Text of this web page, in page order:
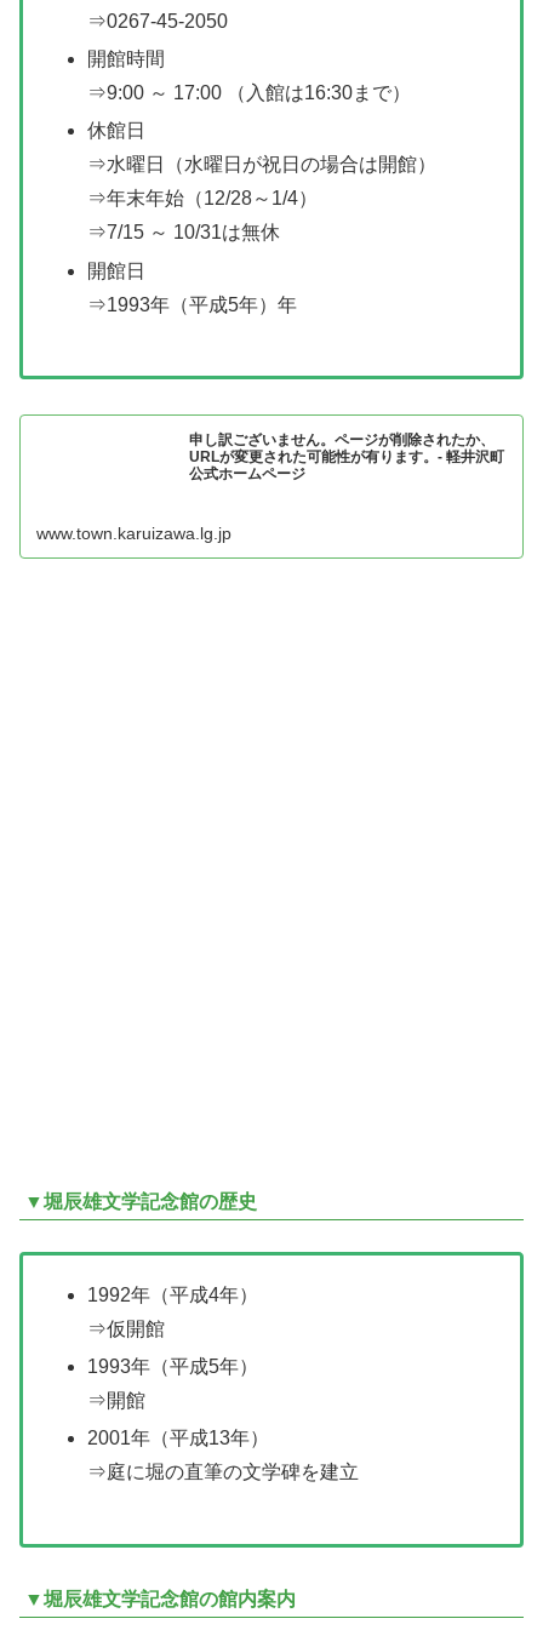
⇒0267-45-2050
開館時間
⇒9:00 ～ 17:00 （入館は16:30まで）
休館日
⇒水曜日（水曜日が祝日の場合は開館）
⇒年末年始（12/28～1/4）
⇒7/15 ～ 10/31は無休
開館日
⇒1993年（平成5年）年
申し訳ございません。ページが削除されたか、
URLが変更された可能性が有ります。- 軽井沢町
公式ホームページ
www.town.karuizawa.lg.jp
▼堀辰雄文学記念館の歴史
1992年（平成4年）
⇒仮開館
1993年（平成5年）
⇒開館
2001年（平成13年）
⇒庭に堀の直筆の文学碑を建立
▼堀辰雄文学記念館の館内案内